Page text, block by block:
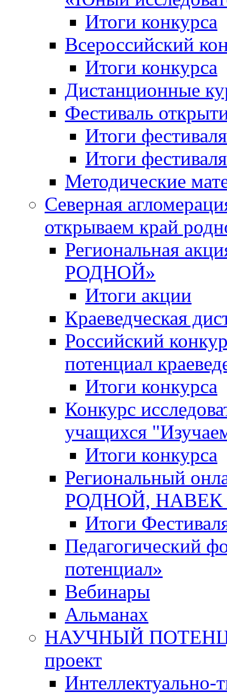
Итоги конкурса
Всероссийский
Итоги конкурса
Дистанционные
Фестиваль
Итоги
Итоги
Методические
Северная
открываем край
Региональная
РОДНОЙ»
Итоги акции
Краеведческая
Российский
потенциал
Итоги конкурса
Конкурс
учащихся
Итоги конкурса
Региональный
РОДНОЙ,
Итоги
Педагогический
потенциал»
Вебинары
Альманах
НАУЧНЫЙ
проект